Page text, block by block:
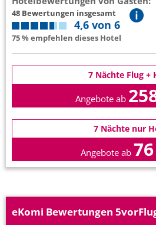
48 Bewertungen insgesamt
4,6 von 6
75 % empfehlen dieses Hotel
7 Nächte Flug +
Angebote ab
7 Nächte nur
Angebote ab
eKomi Bewertungen